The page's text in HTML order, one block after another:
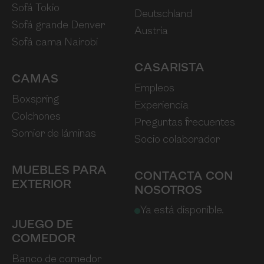
Sofá Tokio
Sofá grande Denver
Sofá cama Nairobi
CAMAS
Boxspring
Colchones
Somier de láminas
MUEBLES PARA
EXTERIOR
JUEGO DE
COMEDOR
Banco de comedor
Deutschland
Austria
CASARISTA
Empleos
Experiencia
Preguntas frecuentes
Socio colaborador
CONTACTA CON
NOSOTROS
Ya está disponible.